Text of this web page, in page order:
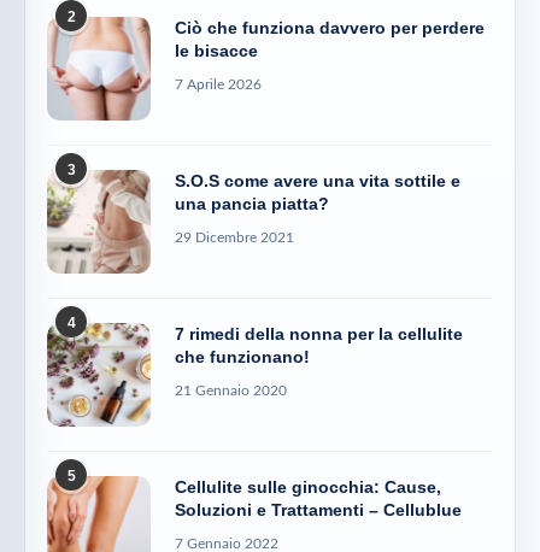
2
Ciò che funziona davvero per perdere
le bisacce
7 Aprile 2026
3
S.O.S come avere una vita sottile e
una pancia piatta?
29 Dicembre 2021
4
7 rimedi della nonna per la cellulite
che funzionano!
21 Gennaio 2020
5
Cellulite sulle ginocchia: Cause,
Soluzioni e Trattamenti – Cellublue
7 Gennaio 2022